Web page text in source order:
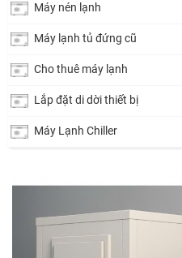
Máy nén lạnh
Máy lạnh tủ đứng cũ
Cho thuê máy lạnh
Lắp đặt di dời thiết bị
Máy Lạnh Chiller